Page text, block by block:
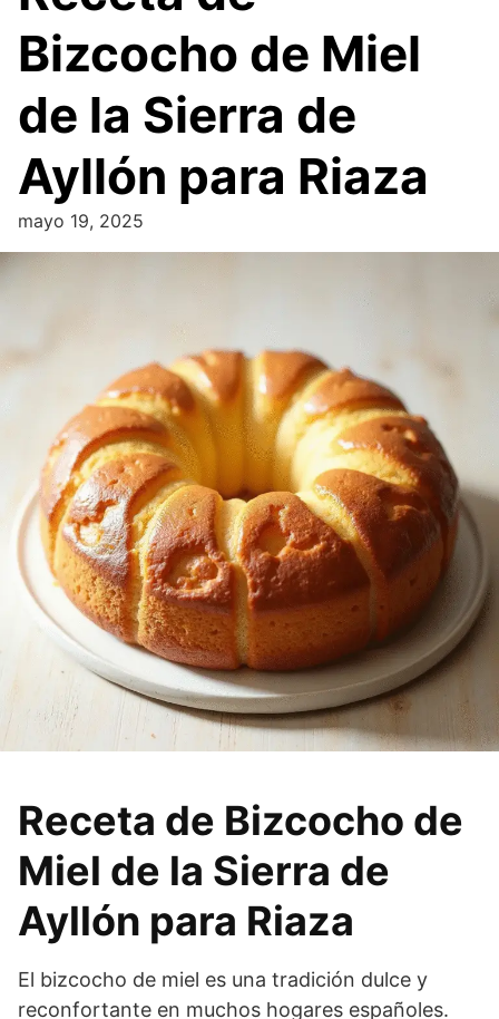
Bizcocho de Miel
de la Sierra de
Ayllón para Riaza
mayo 19, 2025
Receta de Bizcocho de
Miel de la Sierra de
Ayllón para Riaza
El bizcocho de miel es una tradición dulce y
reconfortante en muchos hogares españoles.